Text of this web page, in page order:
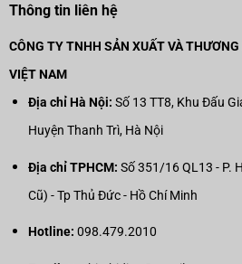
Thông tin liên hệ
CÔNG TY TNHH SẢN XUẤT VÀ
VIỆT NAM
Địa chỉ Hà Nội: Số 13 TT8, Khu Đấu
Huyện Thanh Trì, Hà Nội
Địa chỉ TPHCM: Số 351/16 QL13 - P.
Cũ) - Tp Thủ Đức - Hồ Chí Minh
Hotline: 098.479.2010